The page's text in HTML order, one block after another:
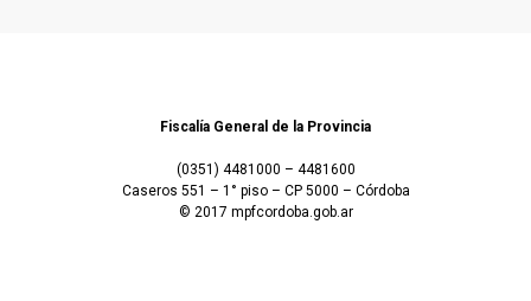
Fiscalía General de la Provincia
(0351) 4481000 – 4481600
Caseros 551 – 1° piso – CP 5000 – Córdoba
© 2017 mpfcordoba.gob.ar